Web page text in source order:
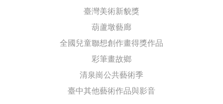
臺灣美術新貌獎
葫蘆墩藝廊
全國兒童聯想創作畫得獎作品
彩筆畫故鄉
清泉崗公共藝術季
臺中其他藝術作品與影音